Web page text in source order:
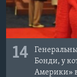
14
Бонди, у
Америки»